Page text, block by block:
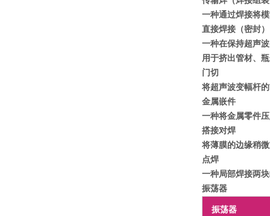
一种通过焊接将
直接焊接（密封）
一种在保持超声
用于挤出管材、
门切
将超声波变幅杆
金属嵌件
一种将金属零件
搭接对焊
将薄膜的边缘稍
点焊
一种局部焊接两
振荡器
振荡器